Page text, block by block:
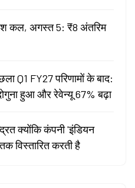
कल, अगस्त 5: ₹8 अंतरिम
Q1 FY27 परिणामों के बाद:
हुआ और रेवेन्यू 67% बढ़ा
क्योंकि कंपनी 'इंडियन
विस्तारित करती है